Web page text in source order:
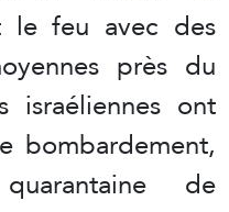
le feu avec des
près du
israéliennes ont
bombardement,
de